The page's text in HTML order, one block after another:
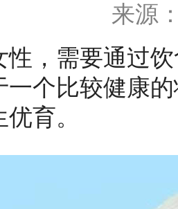
来源
，需要通过
个比较健康
育。